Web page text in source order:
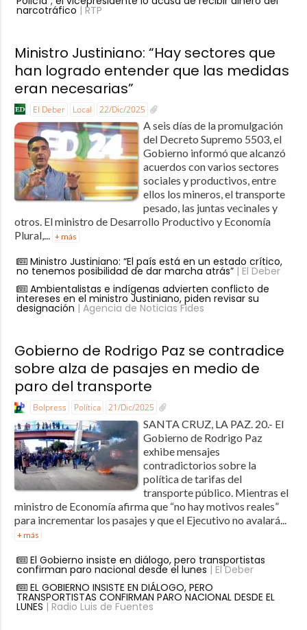
narcotráfico | RTP
Ministro Justiniano: “Hay sectores que
han logrado entender que las medidas
eran necesarias”
El Deber Local 22/Dic/2025
A seis días de la promulgación
del Decreto Supremo 5503, el
Gobierno informó que alcanzó
acuerdos con varios sectores
sociales y productivos, entre
ellos los mineros, el transporte
pesado, las juntas vecinales y
otros. El ministro de Desarrollo Productivo y Economía
Plural,... + más
Ministro Justiniano: “El país está en un estado crítico,
no tenemos posibilidad de dar marcha atrás”| El Deber
Ambientalistas e indígenas advierten conflicto de
intereses en el ministro Justiniano, piden revisar su
designación | Agencia de Noticias Fides
Gobierno de Rodrigo Paz se contradice
sobre alza de pasajes en medio de
paro del transporte
Bolpress Política 21/Dic/2025
SANTA CRUZ, LA PAZ. 20.- El
Gobierno de Rodrigo Paz
exhibe mensajes
contradictorios sobre la
política de tarifas del
transporte público. Mientras el
ministro de Economía afirma que “no hay motivos reales”
para incrementar los pasajes y que el Ejecutivo no avalará...
+ más
El Gobierno insiste en diálogo, pero transportistas
confirman paro nacional desde el lunes | El Deber
EL GOBIERNO INSISTE EN DIÁLOGO, PERO
TRANSPORTISTAS CONFIRMAN PARO NACIONAL DESDE EL
LUNES | Radio Luis de Fuentes